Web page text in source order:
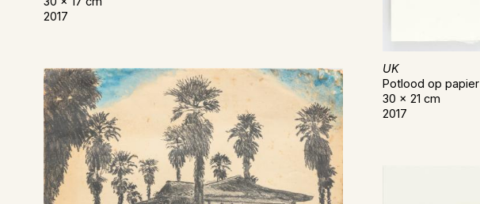
2017
UK
Potlood op papier
30 x 21 cm
2017